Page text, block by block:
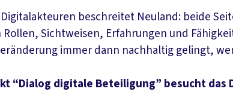
beschreitet Neuland: beide
Sichtweisen, Erfahrungen und
immer dann nachhaltig gelingt,
“Dialog digitale Beteiligung” besucht das